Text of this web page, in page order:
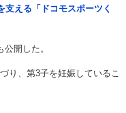
える「ドコモスポーツく
開した。
り、第3子を妊娠しているこ